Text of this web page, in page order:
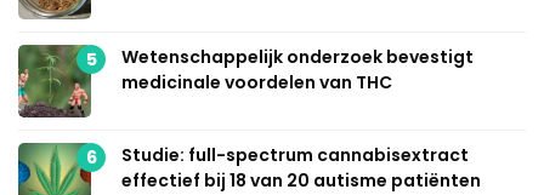
5
Wetenschappelijk onderzoek bevestigt
medicinale voordelen van THC
6
Studie: full-spectrum cannabisextract
effectief bij 18 van 20 autisme patiënten